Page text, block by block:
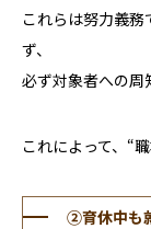
これらは努力義
ず、
必ず対象者への周
これによって、“
②育休中も